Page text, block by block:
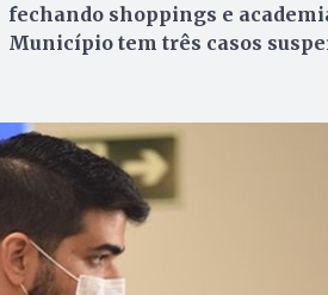
fechando shoppings e
Município tem três casos